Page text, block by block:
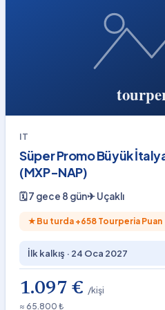
IT
Süper Promo Büyük
(MXP-NAP)
🗓7 gece 8 gün✈Uçaklı
★ Bu turda +658 Tourperia Puan
İlk kalkış · 24 Oca 2027
1.097 € /kişi
≈ 65.800 ₺